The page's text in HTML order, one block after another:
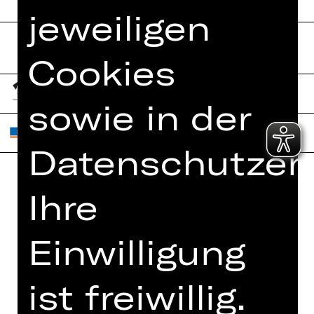
Home
Spielplan
Künstler*innen
Newsletter
Kartenkauf
ZVB/L
AGB
Datenschutz
jeweiligen
Cookies
sowie in der
Ihre
Einwilligung
ist freiwillig.